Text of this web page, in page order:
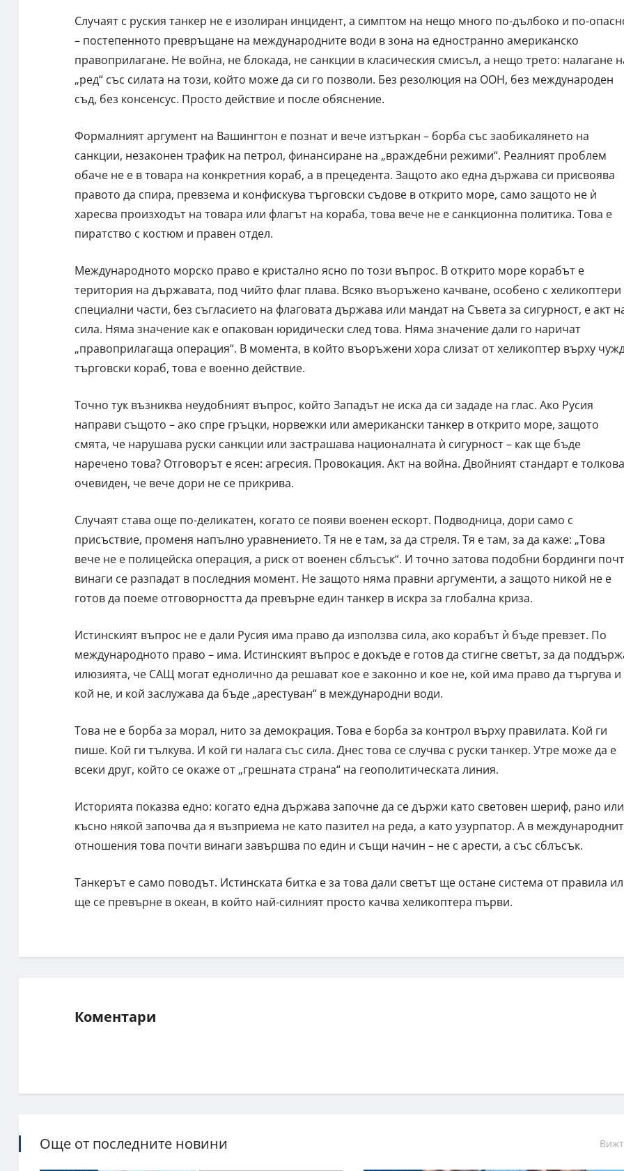
Случаят с руския танкер не е изолиран инцидент, а симптом на нещо много по-дълбоко и по-
– постепенното превръщане на международните води в зона на едностранно американско
правоприлагане. Не война, не блокада, не санкции в класическия смисъл, а нещо трето: налагане
„ред“ със силата на този, който може да си го позволи. Без резолюция на ООН, без международен
съд, без консенсус. Просто действие и после обяснение.
Формалният аргумент на Вашингтон е познат и вече изтъркан – борба със заобикалянето на
санкции, незаконен трафик на петрол, финансиране на „враждебни режими“. Реалният проблем
обаче не е в товара на конкретния кораб, а в прецедента. Защото ако една държава си присвоява
правото да спира, превзема и конфискува търговски съдове в открито море, само защото не ѝ
харесва произходът на товара или флагът на кораба, това вече не е санкционна политика. Това е
пиратство с костюм и правен отдел.
Международното морско право е кристално ясно по този въпрос. В открито море корабът е
територия на държавата, под чийто флаг плава. Всяко въоръжено качване, особено с хеликоптери
специални части, без съгласието на флаговата държава или мандат на Съвета за сигурност, е акт
сила. Няма значение как е опакован юридически след това. Няма значение дали го наричат
„правоприлагаща операция“. В момента, в който въоръжени хора слизат от хеликоптер върху
търговски кораб, това е военно действие.
Точно тук възниква неудобният въпрос, който Западът не иска да си зададе на глас. Ако Русия
направи същото – ако спре гръцки, норвежки или американски танкер в открито море, защото
смята, че нарушава руски санкции или застрашава националната ѝ сигурност – как ще бъде
наречено това? Отговорът е ясен: агресия. Провокация. Акт на война. Двойният стандарт е толкова
очевиден, че вече дори не се прикрива.
Случаят става още по-деликатен, когато се появи военен ескорт. Подводница, дори само с
присъствие, променя напълно уравнението. Тя не е там, за да стреля. Тя е там, за да каже: „Това
вече не е полицейска операция, а риск от военен сблъсък“. И точно затова подобни бординги
винаги се разпадат в последния момент. Не защото няма правни аргументи, а защото никой не е
готов да поеме отговорността да превърне един танкер в искра за глобална криза.
Истинският въпрос не е дали Русия има право да използва сила, ако корабът ѝ бъде превзет. По
международното право – има. Истинският въпрос е докъде е готов да стигне светът, за да
илюзията, че САЩ могат еднолично да решават кое е законно и кое не, кой има право да търгува и
кой не, и кой заслужава да бъде „арестуван“ в международни води.
Това не е борба за морал, нито за демокрация. Това е борба за контрол върху правилата. Кой ги
пише. Кой ги тълкува. И кой ги налага със сила. Днес това се случва с руски танкер. Утре може да е
всеки друг, който се окаже от „грешната страна“ на геополитическата линия.
Историята показва едно: когато една държава започне да се държи като световен шериф, рано или
късно някой започва да я възприема не като пазител на реда, а като узурпатор. А в
отношения това почти винаги завършва по един и същи начин – не с арести, а със сблъсък.
Танкерът е само поводът. Истинската битка е за това дали светът ще остане система от правила
ще се превърне в океан, в който най-силният просто качва хеликоптера първи.
Коментари
Още от последните новини